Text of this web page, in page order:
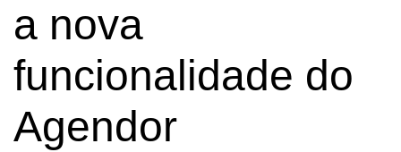
a nova
funcionalidade do
Agendor